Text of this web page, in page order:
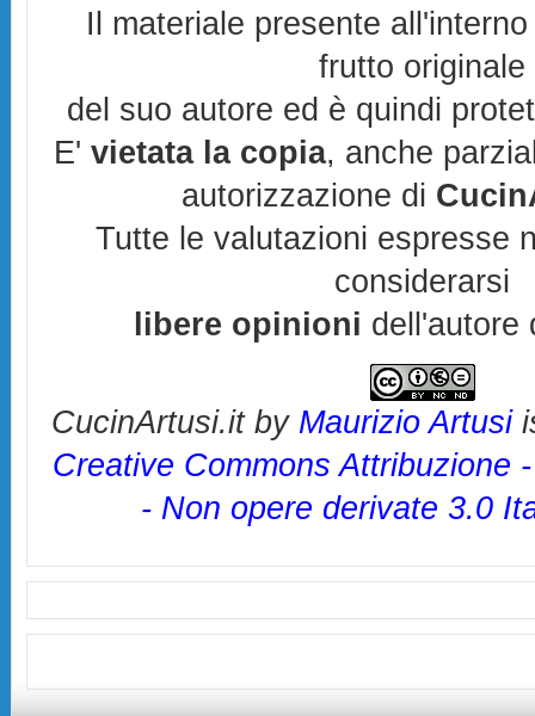
Il materiale presente
frutto originale
del suo autore ed è quindi
E'vietata la copia, anche
autorizzazione di
Tutte le valutazioni espresse
considerarsi
libere opinioni dell'autore
CucinArtusi.itby Maurizio Artusi
Creative Commons Attribuzione
- Non opere derivate 3.0